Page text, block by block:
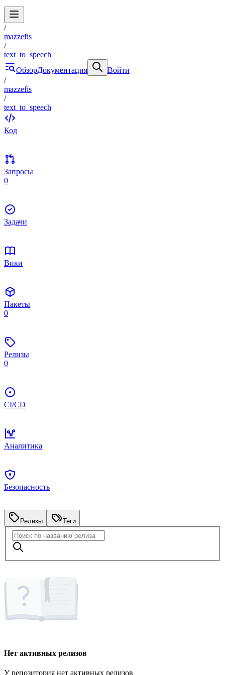
/
mazzefis
/
text_to_speech
ОбзорДокументация
Войти
/
mazzefis
/
text_to_speech
Код
Запросы
0
Задачи
Вики
Пакеты
0
Релизы
0
CI/CD
Аналитика
Безопасность
Релизы Теги
Нет активных релизов
У репозитория нет активных релизов